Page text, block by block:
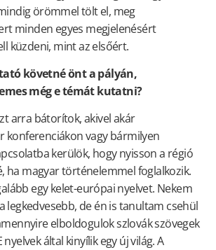
örömmel tölt el, meg
minden egyes megjelenésért
küzdeni, mint az elsőért.
követné önt a pályán,
még e témát kutatni?
arra bátorítok, akivel akár
konferenciákon vagy bármilyen
kerülök, hogy nyisson a régió
ha magyar történelemmel foglalkozik.
egy kelet-európai nyelvet. Nekem
legkedvesebb, de én is tanultam csehül
elboldogulok szlovák szövegek
nyelvek által kinyílik egy új világ. A